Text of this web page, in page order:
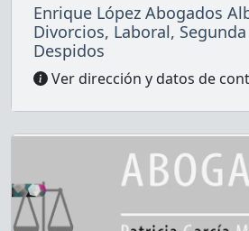
Enrique López Abogados
Divorcios, Laboral,
Despidos
Ver dirección y datos de